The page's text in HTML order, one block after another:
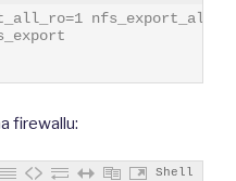
firewallu:
Shell